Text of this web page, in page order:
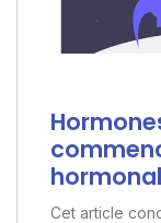
Cet article